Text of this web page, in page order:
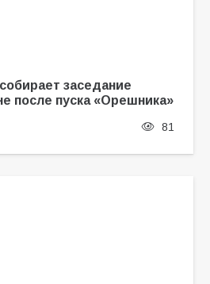
заседание
после пуска «Орешника»
81